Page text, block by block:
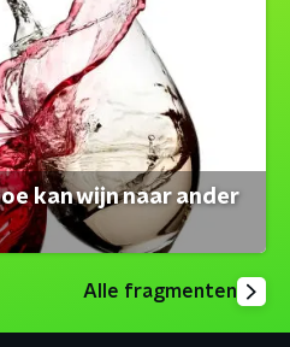
kan wijn naar ander
Alle fragmenten